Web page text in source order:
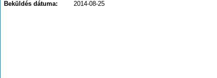
Beküldés dátuma:
2014-08-25